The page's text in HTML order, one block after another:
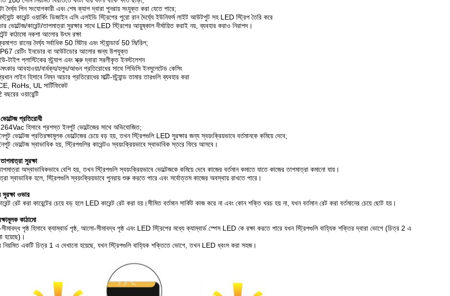
দৈর্ঘ্য পিন সংযোগকারী এবং শেষ ক্যাপ দ্বারা পুনরায় সংযুক্ত করা যেতে পারে;
কারেন্ট ওয়ার্কিং ডিজাইন এসি এলইডি স্ট্রিপের পুরো রান দৈর্ঘ্যে ইউনিফর্ম লাইট আউটপুট সহ LED স্ট্রিপ তৈরি করে
ভোল্টেজ/কারেন্ট/তাপমাত্রা সুরক্ষার সাথে LED স্ট্রিপের আয়ুষ্কাল দীর্ঘায়িত করাই নয়, ব্যবহার করাও নিরাপদ।
কাঠামো নকশা আলোর উৎস রক্ষা
রানের দৈর্ঘ্য সর্বাধিক 50 মিটার এবং স্ট্যান্ডার্ড 50 মি/রিল;
রেটিং ইনডোর বা আউটডোর আলোর জন্য উপযুক্ত
টাইপ প্লাস্টিকের স্ট্র্যাপ এবং স্ক্রু দ্বারা সরলীকৃত ইনস্টলেশন
আবহাওয়া/বার্ধক্য/হলুদ/আগুন প্রতিরোধের সাথে পিভিসি ইনসুলেটেড কেসিং
লাইন হিসাবে নিম্ন আচার প্রতিরোধের মাল্টি-স্ট্র্যান্ড তামার তারগুলি ব্যবহার করা
RoHs, UL সার্টিফিকেট
ওয়ারেন্টি
প্রতিরোধী
হিসাবে প্রশস্ত ইনপুট ভোল্টেজের সাথে অভিযোজিত;
ভোল্টেজ প্রতিরক্ষামূলক ভোল্টেজের চেয়ে বড় হয়, তখন স্ট্রিপগুলি LED সুরক্ষার জন্য স্বয়ংক্রিয়ভাবে বর্তমানকে কমিয়ে দেবে;
ভোল্টেজ স্বাভাবিক হয়, স্ট্রিপগুলির কারেন্টও স্বয়ংক্রিয়ভাবে স্বাভাবিক স্তরে ফিরে আসবে।
সুরক্ষা
অস্বাভাবিকভাবে বেশি হয়, তখন স্ট্রিপগুলি স্বয়ংক্রিয়ভাবে ভোল্টেজকে কমিয়ে দেবে কাজের বর্তমান কমাতে যাতে কাজের তাপমাত্রা কমানো যায়।
স্বাভাবিক হলে, স্ট্রিপগুলি স্বয়ংক্রিয়ভাবে পুনরায় শুরু করতে পারে এবং সর্বোত্তম কাজের অবস্থায় রাখতে পারে।
সুরক্ষা ওভার
রেট করা কারেন্টের চেয়ে বড় হলে LED কারেন্ট রেট করা হয়।সীমিত বর্তমান সার্কিট কাজ করে না এবং কোন শক্তি খরচ হয় না, যখন বর্তমান রেট করা বর্তমানের চেয়ে ছোট হয়।
কাঠামো
পৃষ্ঠ হিসাবে ক্যাম্বার্ড পৃষ্ঠ, আলো-সীমাবদ্ধ পৃষ্ঠ এবং LED স্ট্রিপের মধ্যে ক্যাম্বার্ড স্পেস LED কে রক্ষা করতে পারে যখন স্ট্রিপগুলি বাহ্যিক শক্তির দ্বারা ভোগে (চিত্র 2 এ
হয়েছে)।
নিয়মিত একটি চিত্র 1 এ দেখানো হয়েছে, যখন স্ট্রিপগুলি বাহ্যিক শক্তিতে ভোগে, তখন LED ধ্বংস করা সহজ।